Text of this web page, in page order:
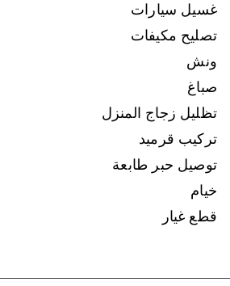
غسيل سيارات
تصليح مكيفات
ونش
صباغ
تظليل زجاج المنزل
تركيب قرميد
توصيل حبر طابعة
خيام
قطع غيار